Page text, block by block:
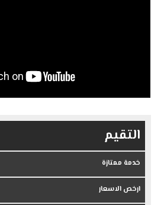
التقيم
خدمة ممتازة
ارخص الاسعار